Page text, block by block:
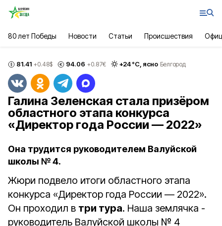
80 лет Победы Новости Статьи Происшествия
81.41 +0.48$ 94.06 +0.87€ +24°С, ясно Белгород
Галина Зеленская стала призёром
областного этапа конкурса
«Директор года России — 2022»
Она трудится руководителем Валуйской
школы № 4.
Жюри подвело итоги областного этапа
конкурса «Директор года России — 2022».
Он проходил в три тура. Наша землячка -
руководитель Валуйской школы № 4